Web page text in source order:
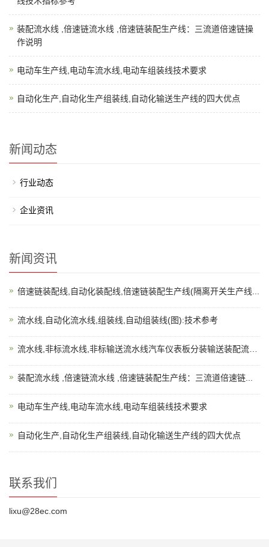
装配流水线 ,倍速链流水线 ,倍速链装配生产线：三流道倍速链操
作说明
电动车生产线,电动车流水线,电动车组装线技术要求
自动化生产,自动化生产组装线,自动化输送生产线的四大优点
新闻动态
行业动态
企业资讯
新闻资讯
倍速链装配线,自动化装配线,倍速链装配生产线(隔离开关生产线...
流水线,自动化流水线,组装线,自动组装线(图):技术参考
装配流水线 ,倍速链流水线 ,倍速链装配生产线：三流道倍速链...
电动车生产线,电动车流水线,电动车组装线技术要求
自动化生产,自动化生产组装线,自动化输送生产线的四大优点
联系我们
lixu@28ec.com